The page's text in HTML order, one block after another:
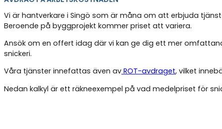
Vi är hantverkare i Singö som är måna om att erbjuda
Beroende på byggprojekt kommer priset att variera.
Ansök om en offert idag där vi kan ge dig ett mer
snickeri.
Våra tjänster innefattas även av ROT-avdraget, vilket
Nedan kalkyl är ett räkneexempel på vad medelpriset för